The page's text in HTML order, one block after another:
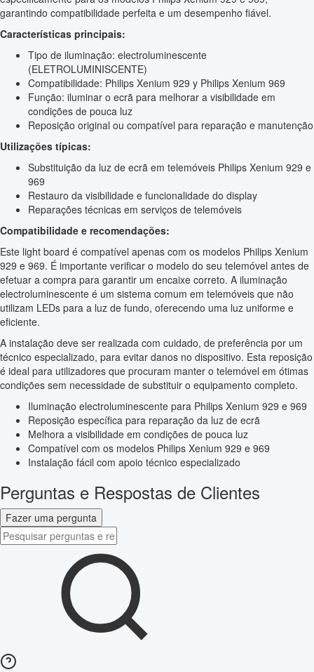
garantindo compatibilidade perfeita e um desempenho fiável.
Características principais:
Tipo de iluminação: electroluminescente
(ELETROLUMINISCENTE)
Compatibilidade: Philips Xenium 929 y Philips Xenium 969
Função: iluminar o ecrã para melhorar a visibilidade em
condições de pouca luz
Reposição original ou compatível para reparação e manutenção
Utilizações típicas:
Substituição da luz de ecrã em telemóveis Philips Xenium 929 e
969
Restauro da visibilidade e funcionalidade do display
Reparações técnicas em serviços de telemóveis
Compatibilidade e recomendações:
Este light board é compatível apenas com os modelos Philips Xenium
929 e 969. É importante verificar o modelo do seu telemóvel antes de
efetuar a compra para garantir um encaixe correto. A iluminação
electroluminescente é um sistema comum em telemóveis que não
utilizam LEDs para a luz de fundo, oferecendo uma luz uniforme e
eficiente.
A instalação deve ser realizada com cuidado, de preferência por um
técnico especializado, para evitar danos no dispositivo. Esta reposição
é ideal para utilizadores que procuram manter o telemóvel em ótimas
condições sem necessidade de substituir o equipamento completo.
Iluminação electroluminescente para Philips Xenium 929 e 969
Reposição específica para reparação da luz de ecrã
Melhora a visibilidade em condições de pouca luz
Compatível com os modelos Philips Xenium 929 e 969
Instalação fácil com apoio técnico especializado
Perguntas e Respostas de Clientes
Fazer uma pergunta